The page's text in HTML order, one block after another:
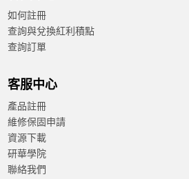
如何註冊
查詢與兌換紅利積點
查詢訂單
客服中心
產品註冊
維修保固申請
資源下載
研華學院
聯絡我們